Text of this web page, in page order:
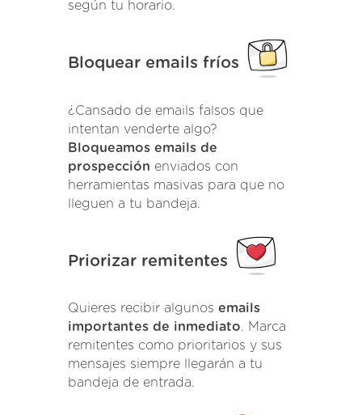
según tu horario.
Bloquear emails fríos
¿Cansado de emails falsos que
intentan venderte algo?
Bloqueamos emails de
prospección enviados con
herramientas masivas para que no
lleguen a tu bandeja.
Priorizar remitentes
Quieres recibir algunos emails
importantes de inmediato. Marca
remitentes como prioritarios y sus
mensajes siempre llegarán a tu
bandeja de entrada.